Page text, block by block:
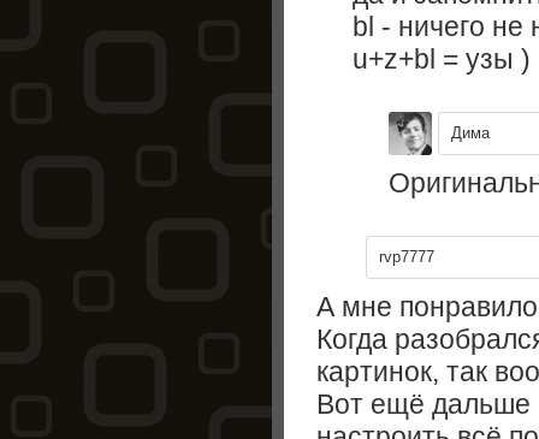
bl - ничего не
u+z+bl = узы )
Дима
rvp7777
А мне
Когда
картинок, так
Вот ещё дальше